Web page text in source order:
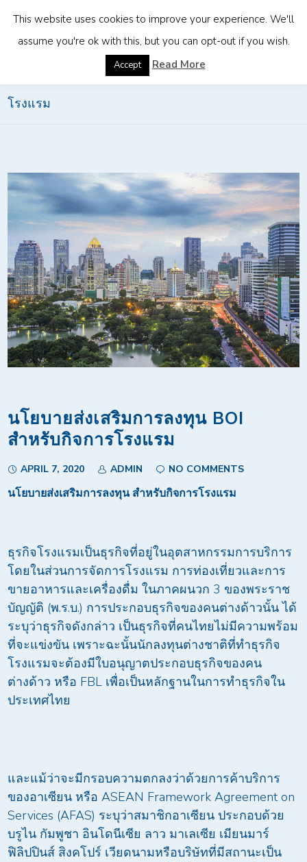
นโยบายส่งเสริมการลงทุน BOI สำหรับกิจการ
โรงแรม
นโยบายส่งเสริมการลงทุน BOI
สำหรับกิจการโรงแรม
APRIL 7, 2020 ADMIN NO COMMENTS
นโยบายส่งเสริมการลงทุน สำหรับกิจการโรงแรม
ธุรกิจโรงแรมเป็นธุรกิจที่อยู่ในอุตสาหกรรมการบริการ
โดยในส่วนการจัดการโรงแรม การท่องเที่ยวและการ
ขายอาหารและเครื่องดื่ม ในภาคผนวก 3 ของพระราช
บัญญัติ (พ.ร.บ.) การประกอบธุรกิจของคนต่างด้าวนั้น ได้
ระบุว่าธุรกิจดังกล่าว เป็นธุรกิจที่คนไทยไม่มีความพร้อม
ที่จะแข่งขัน เพราะฉะนั้นนักลงทุนต่างชาติที่ทำธุรกิจ
โรงแรมจะต้องมีใบอนุญาตประกอบธุรกิจของคน
ต่างด้าว หรือ FBL เพื่อเป็นหลักฐานในการทำธุรกิจใน
ประเทศไทย
และแม้ว่าจะมีกรอบความตกลงว่าด้วยการค้าบริการ
ของอาเซียน หรือ ASEAN Framework Agreement on
Services (AFAS) ระบุว่าสมาชิกอาเซียน ประกอบด้วย
บรูไน กัมพูชา อินโดนีเซีย ลาว มาเลเซีย เมียนมาร์
ฟิลิปปินส์ สิงคโปร์ เวียดนามหรือบริษัทที่มีสถานะเป็น
This website uses cookies to improve your experience. We'll
assume you're ok with this, but you can opt-out if you wish.
Accept Read More